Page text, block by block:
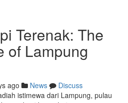
Terenak: The
of Lampung
ago News
Discuss
istimewa dari Lampung, pulau